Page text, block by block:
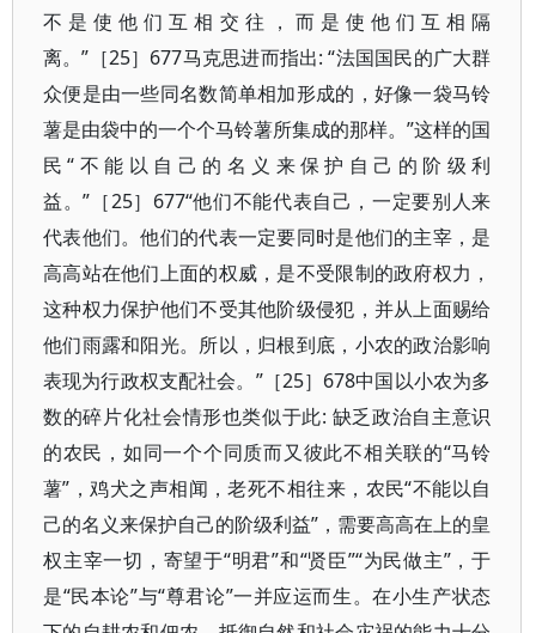
不是使他们互相交往，而是使他们互相隔
离。”［25］677马克思进而指出: “法国国民的广大群
众便是由一些同名数简单相加形成的，好像一袋马铃
薯是由袋中的一个个马铃薯所集成的那样。”这样的国
民“不能以自己的名义来保护自己的阶级利
益。”［25］677“他们不能代表自己，一定要别人来
代表他们。他们的代表一定要同时是他们的主宰，是
高高站在他们上面的权威，是不受限制的政府权力，
这种权力保护他们不受其他阶级侵犯，并从上面赐给
他们雨露和阳光。所以，归根到底，小农的政治影响
表现为行政权支配社会。”［25］678中国以小农为多
数的碎片化社会情形也类似于此: 缺乏政治自主意识
的农民，如同一个个同质而又彼此不相关联的“马铃
薯”，鸡犬之声相闻，老死不相往来，农民“不能以自
己的名义来保护自己的阶级利益”，需要高高在上的皇
权主宰一切，寄望于“明君”和“贤臣”“为民做主”，于
是“民本论”与“尊君论”一并应运而生。在小生产状态